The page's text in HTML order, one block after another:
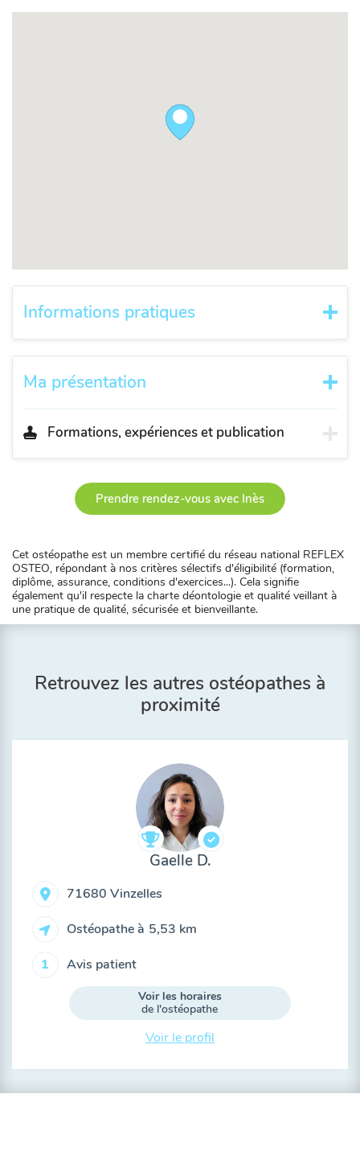
Informations pratiques
Ma présentation
Formations, expériences et publication
Prendre rendez-vous avec Inès
Cet ostéopathe est un membre certifié du réseau national REFLEX
OSTEO, répondant à nos critères sélectifs d'éligibilité (formation,
diplôme, assurance, conditions d'exercices...). Cela signifie
également qu'il respecte la charte déontologie et qualité veillant à
une pratique de qualité, sécurisée et bienveillante.
Retrouvez les autres ostéopathes à
proximité
Gaelle D.
71680 Vinzelles
Ostéopathe à 5,53 km
1 Avis patient
Voir les horaires
de l'ostéopathe
Voir le profil